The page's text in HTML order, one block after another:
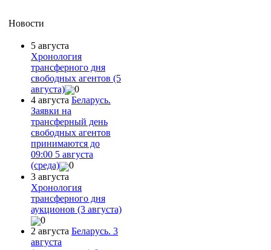
Новости
5 августа
Хронология
трансферного дня
свободных агентов (5
августа)
0
4 августа Беларусь.
Заявки на
трансферный день
свободных агентов
принимаются до
09:00 5 августа
(среда)
0
3 августа
Хронология
трансферного дня
аукционов (3 августа)
0
2 августа Беларусь. 3
августа